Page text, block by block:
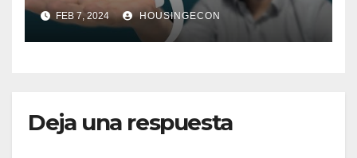
FEB 7, 2024 HOUSINGECON
Deja una respuesta